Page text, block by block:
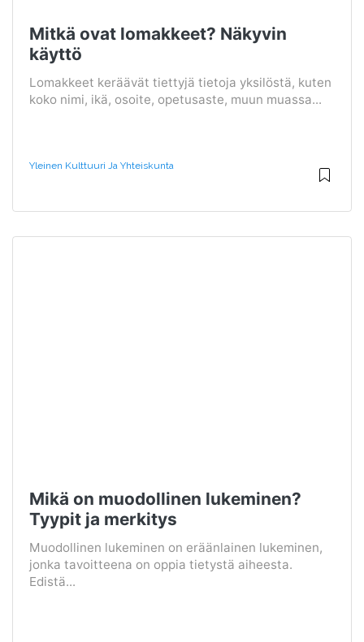
Mitkä ovat lomakkeet? Näkyvin
käyttö
Lomakkeet keräävät tiettyjä tietoja yksilöstä, kuten
koko nimi, ikä, osoite, opetusaste, muun muassa...
Yleinen Kulttuuri Ja Yhteiskunta
Mikä on muodollinen lukeminen?
Tyypit ja merkitys
Muodollinen lukeminen on eräänlainen lukeminen,
jonka tavoitteena on oppia tietystä aiheesta.
Edistä...